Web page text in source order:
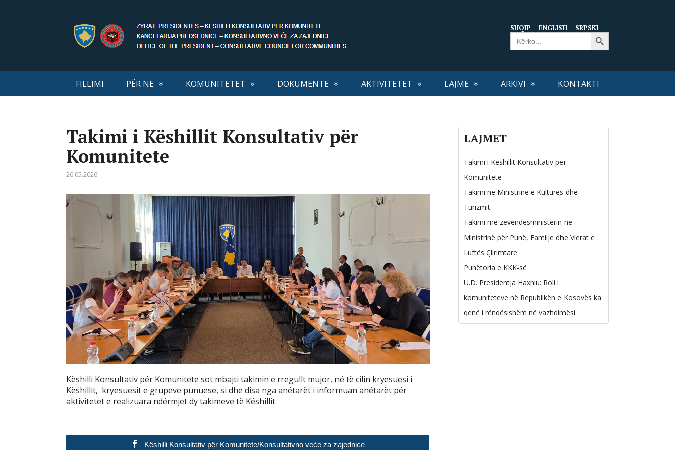
SHQIP ENGLISH SRPSKI
Search
for:
Search Button
FILLIMI PËR NE KOMUNITETET DOKUMENTE AKTIVITETET LAJME ARKIVI KONTAKTI
Takimi i Këshillit Konsultativ për
Komunitete
26.05.2026
Këshilli Konsultativ për Komunitete sot mbajti takimin e rregullt mujor, në të cilin kryesuesi i
Këshillit, kryesuesit e grupeve punuese, si dhe disa nga anëtarët i informuan anëtarët për
aktivitetet e realizuara ndërmjet dy takimeve të Këshillit.
Këshilli Konsultativ për Komunitete/Konsultativno veće za zajednice
LAJMET
Takimi i Këshillit Konsultativ për
Komunitete
Takimi në Ministrinë e Kulturës dhe
Turizmit
Takimi me zëvendësministërin në
Ministrinë për Punë, Familje dhe Vlerat e
Luftës Çlirimtare
Punëtoria e KKK-së
U.D. Presidentja Haxhiu: Roli i
komuniteteve në Republikën e Kosovës ka
qenë i rëndësishëm në vazhdimësi